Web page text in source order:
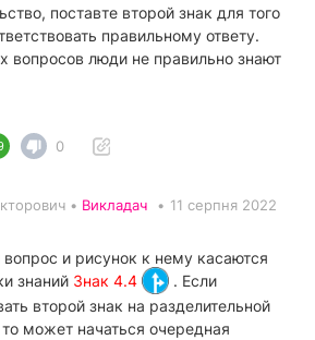
поставте второй знак для того
правильному ответу.
вопросов люди не правильно знают
0
• Викладач • 11 серпня 2022
и рисунок к нему касаются
знаний Знак 4.4
. Если
второй знак на разделительной
может начаться очередная